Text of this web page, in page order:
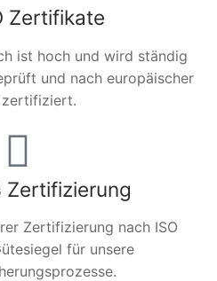
Zertifikate
ist hoch und wird ständig
und nach europäischer
zertifiziert.
Zertifizierung
Zertifizierung nach ISO
für unsere